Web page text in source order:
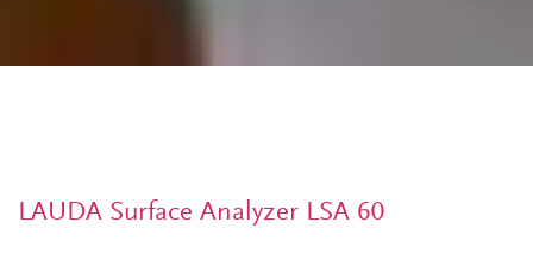
LAUDA Surface Analyzer LSA 60